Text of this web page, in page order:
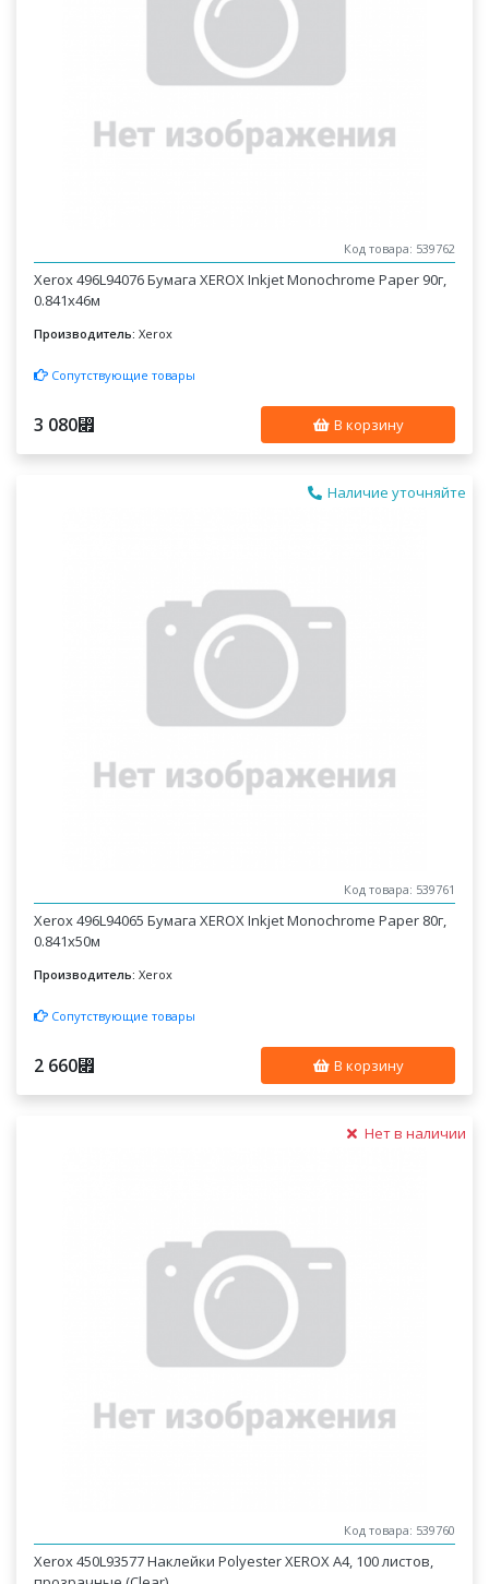
Код товара: 539762
Xerox 496L94076 Бумага XEROX Inkjet Monochrome Paper 90г,
0.841x46м
Производитель: Xerox
Сопутствующие товары
3 080⃏ В корзину
Наличие уточняйте
Код товара: 539761
Xerox 496L94065 Бумага XEROX Inkjet Monochrome Paper 80г,
0.841x50м
Производитель: Xerox
Сопутствующие товары
2 660⃏ В корзину
Нет в наличии
Код товара: 539760
Xerox 450L93577 Наклейки Polyester XEROX A4, 100 листов,